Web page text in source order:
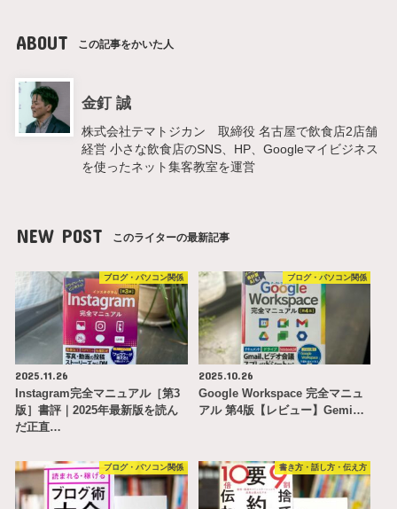
ABOUT この記事をかいた人
金釘 誠
株式会社テマトジカン 取締役 名古屋で飲食店2店舗
経営 小さな飲食店のSNS、HP、Googleマイビジネス
を使ったネット集客教室を運営
NEW POST このライターの最新記事
ブログ・パソコン関係
2025.11.26
Instagram完全マニュアル［第3
版］書評｜2025年最新版を読ん
だ正直…
ブログ・パソコン関係
2025.10.26
Google Workspace 完全マニュ
アル 第4版【レビュー】Gemi…
ブログ・パソコン関係 書き方・話し方・伝え方